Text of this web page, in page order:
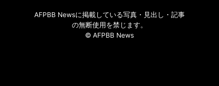
AFPBB Newsに掲載している写真・見出し・記事
の無断使用を禁じます。
© AFPBB News